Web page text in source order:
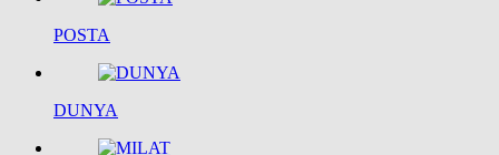
POSTA
DUNYA